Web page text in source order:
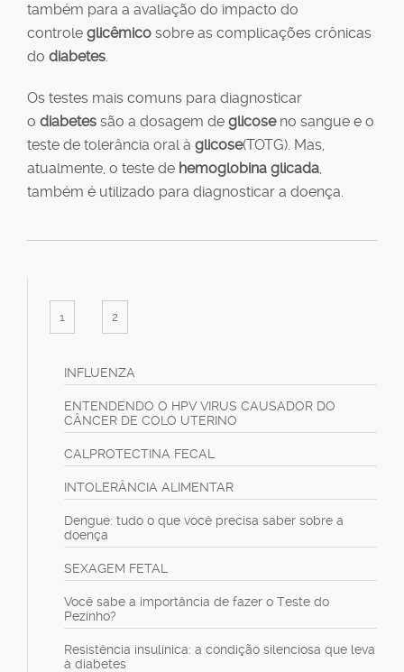
também para a avaliação do impacto do
controle glicêmico sobre as complicações crônicas
do diabetes.
Os testes mais comuns para diagnosticar
o diabetes são a dosagem de glicoseno sangue e o
teste de tolerância oral à glicose(TOTG). Mas,
atualmente, o teste de hemoglobina glicada,
também é utilizado para diagnosticar a doença.
1 2
INFLUENZA
ENTENDENDO O HPV VIRUS CAUSADOR DO
CÂNCER DE COLO UTERINO
CALPROTECTINA FECAL
INTOLERÂNCIA ALIMENTAR
Dengue: tudo o que você precisa saber sobre a
doença
SEXAGEM FETAL
Você sabe a importância de fazer o Teste do
Pezinho?
Resistência insulínica: a condição silenciosa que leva
à diabetes